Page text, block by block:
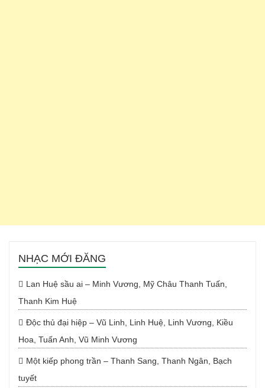
NHẠC MỚI ĐĂNG
Lan Huệ sầu ai – Minh Vương, Mỹ Châu Thanh Tuấn,
Thanh Kim Huệ
Độc thủ đại hiệp – Vũ Linh, Linh Huệ, Linh Vương, Kiều
Hoa, Tuấn Anh, Vũ Minh Vương
Một kiếp phong trần – Thanh Sang, Thanh Ngân, Bạch
tuyết